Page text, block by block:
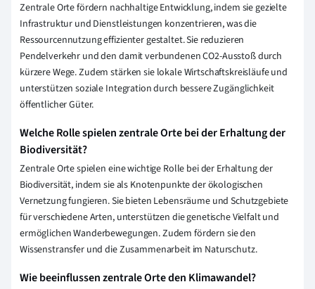
Zentrale Orte fördern nachhaltige Entwicklung, indem sie gezielte
Infrastruktur und Dienstleistungen konzentrieren, was die
Ressourcennutzung effizienter gestaltet. Sie reduzieren
Pendelverkehr und den damit verbundenen CO2-Ausstoß durch
kürzere Wege. Zudem stärken sie lokale Wirtschaftskreisläufe und
unterstützen soziale Integration durch bessere Zugänglichkeit
öffentlicher Güter.
Welche Rolle spielen zentrale Orte bei der Erhaltung der
Biodiversität?
Zentrale Orte spielen eine wichtige Rolle bei der Erhaltung der
Biodiversität, indem sie als Knotenpunkte der ökologischen
Vernetzung fungieren. Sie bieten Lebensräume und Schutzgebiete
für verschiedene Arten, unterstützen die genetische Vielfalt und
ermöglichen Wanderbewegungen. Zudem fördern sie den
Wissenstransfer und die Zusammenarbeit im Naturschutz.
Wie beeinflussen zentrale Orte den Klimawandel?